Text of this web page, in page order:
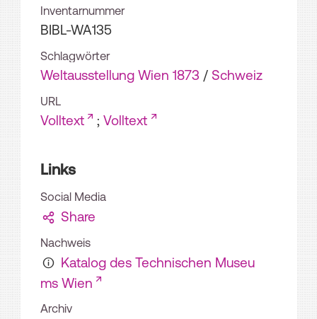
Inventarnummer
BIBL-WA135
Schlagwörter
Weltausstellung Wien 1873 / Schweiz
URL
Volltext ; Volltext
Links
Social Media
Share
Nachweis
Katalog des Technischen Museu
ms Wien
Archiv